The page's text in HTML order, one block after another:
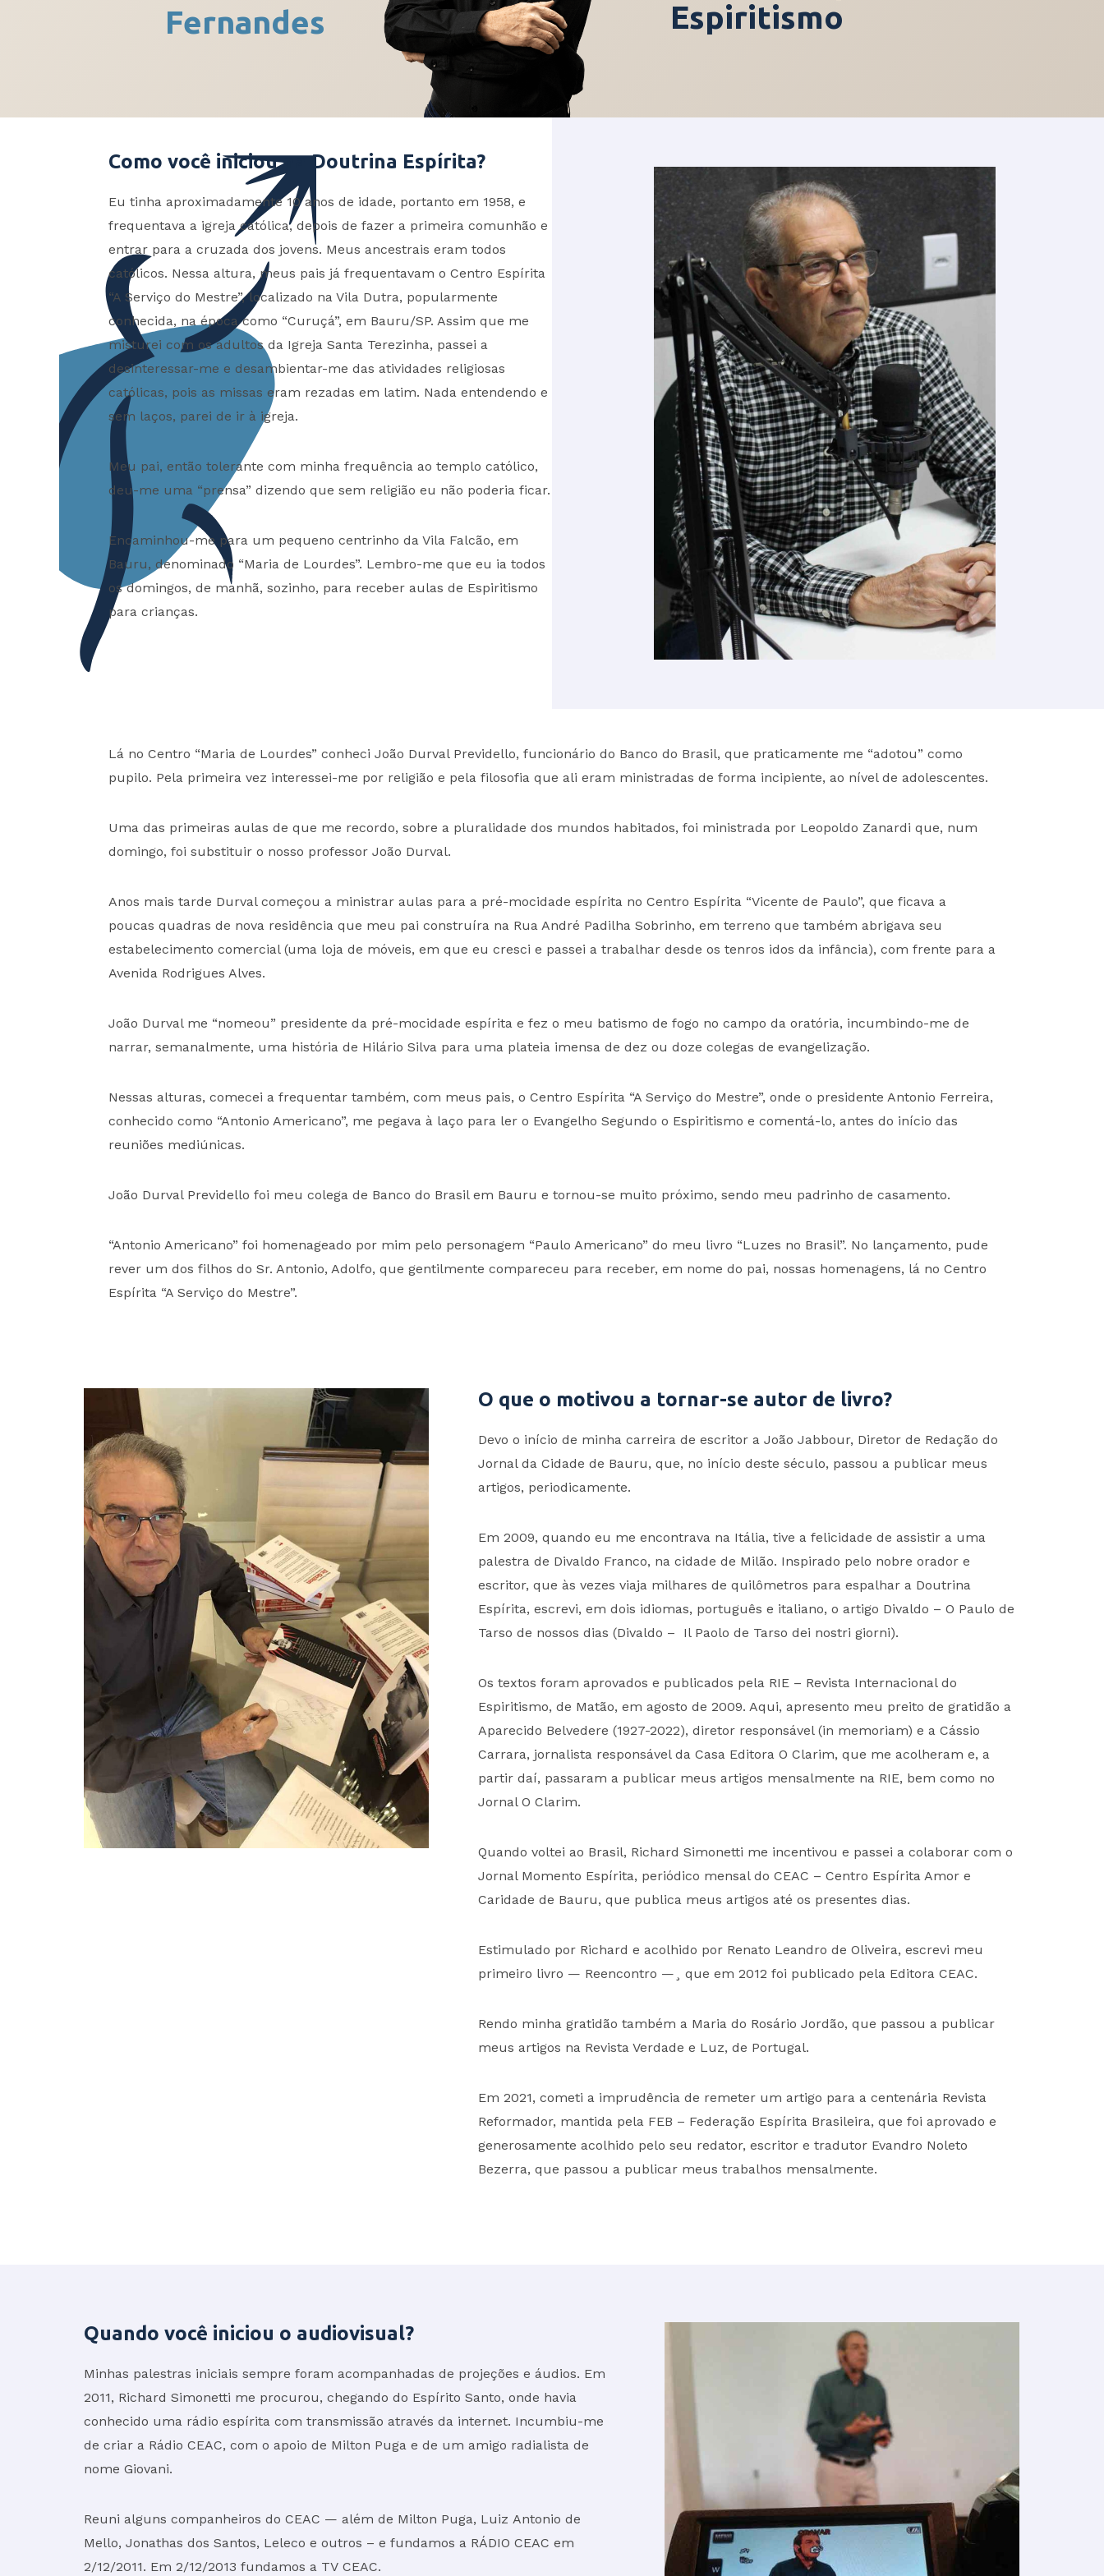
Fernandes
Espiritismo
Como você iniciou na Doutrina Espírita?
Eu tinha aproximadamente 10 anos de idade, portanto em 1958, e
frequentava a igreja católica, depois de fazer a primeira comunhão e
entrar para a cruzada dos jovens. Meus ancestrais eram todos
católicos. Nessa altura, meus pais já frequentavam o Centro Espírita
“A Serviço do Mestre”, localizado na Vila Dutra, popularmente
conhecida, na época como “Curuçá”, em Bauru/SP. Assim que me
misturei com os adultos da Igreja Santa Terezinha, passei a
desinteressar-me e desambientar-me das atividades religiosas
católicas, pois as missas eram rezadas em latim. Nada entendendo e
sem laços, parei de ir à igreja.
Meu pai, então tolerante com minha frequência ao templo católico,
deu-me uma “prensa” dizendo que sem religião eu não poderia ficar.
Encaminhou-me para um pequeno centrinho da Vila Falcão, em
Bauru, denominado “Maria de Lourdes”. Lembro-me que eu ia todos
os domingos, de manhã, sozinho, para receber aulas de Espiritismo
para crianças.
Lá no Centro “Maria de Lourdes” conheci João Durval Previdello, funcionário do Banco do Brasil, que praticamente me “adotou” como
pupilo. Pela primeira vez interessei-me por religião e pela filosofia que ali eram ministradas de forma incipiente, ao nível de adolescentes.
Uma das primeiras aulas de que me recordo, sobre a pluralidade dos mundos habitados, foi ministrada por Leopoldo Zanardi que, num
domingo, foi substituir o nosso professor João Durval.
Anos mais tarde Durval começou a ministrar aulas para a pré-mocidade espírita no Centro Espírita “Vicente de Paulo”, que ficava a
poucas quadras de nova residência que meu pai construíra na Rua André Padilha Sobrinho, em terreno que também abrigava seu
estabelecimento comercial (uma loja de móveis, em que eu cresci e passei a trabalhar desde os tenros idos da infância), com frente para a
Avenida Rodrigues Alves.
João Durval me “nomeou” presidente da pré-mocidade espírita e fez o meu batismo de fogo no campo da oratória, incumbindo-me de
narrar, semanalmente, uma história de Hilário Silva para uma plateia imensa de dez ou doze colegas de evangelização.
Nessas alturas, comecei a frequentar também, com meus pais, o Centro Espírita “A Serviço do Mestre”, onde o presidente Antonio Ferreira,
conhecido como “Antonio Americano”, me pegava à laço para ler o Evangelho Segundo o Espiritismo e comentá-lo, antes do início das
reuniões mediúnicas.
João Durval Previdello foi meu colega de Banco do Brasil em Bauru e tornou-se muito próximo, sendo meu padrinho de casamento.
“Antonio Americano” foi homenageado por mim pelo personagem “Paulo Americano” do meu livro “Luzes no Brasil”. No lançamento, pude
rever um dos filhos do Sr. Antonio, Adolfo, que gentilmente compareceu para receber, em nome do pai, nossas homenagens, lá no Centro
Espírita “A Serviço do Mestre”.
O que o motivou a tornar-se autor de livro?
Devo o início de minha carreira de escritor a João Jabbour, Diretor de Redação do
Jornal da Cidade de Bauru, que, no início deste século, passou a publicar meus
artigos, periodicamente.
Em 2009, quando eu me encontrava na Itália, tive a felicidade de assistir a uma
palestra de Divaldo Franco, na cidade de Milão. Inspirado pelo nobre orador e
escritor, que às vezes viaja milhares de quilômetros para espalhar a Doutrina
Espírita, escrevi, em dois idiomas, português e italiano, o artigo Divaldo – O Paulo de
Tarso de nossos dias (Divaldo – Il Paolo de Tarso dei nostri giorni).
Os textos foram aprovados e publicados pela RIE – Revista Internacional do
Espiritismo, de Matão, em agosto de 2009. Aqui, apresento meu preito de gratidão a
Aparecido Belvedere (1927-2022), diretor responsável (in memoriam) e a Cássio
Carrara, jornalista responsável da Casa Editora O Clarim, que me acolheram e, a
partir daí, passaram a publicar meus artigos mensalmente na RIE, bem como no
Jornal O Clarim.
Quando voltei ao Brasil, Richard Simonetti me incentivou e passei a colaborar com o
Jornal Momento Espírita, periódico mensal do CEAC – Centro Espírita Amor e
Caridade de Bauru, que publica meus artigos até os presentes dias.
Estimulado por Richard e acolhido por Renato Leandro de Oliveira, escrevi meu
primeiro livro — Reencontro —¸ que em 2012 foi publicado pela Editora CEAC.
Rendo minha gratidão também a Maria do Rosário Jordão, que passou a publicar
meus artigos na Revista Verdade e Luz, de Portugal.
Em 2021, cometi a imprudência de remeter um artigo para a centenária Revista
Reformador, mantida pela FEB – Federação Espírita Brasileira, que foi aprovado e
generosamente acolhido pelo seu redator, escritor e tradutor Evandro Noleto
Bezerra, que passou a publicar meus trabalhos mensalmente.
Quando você iniciou o audiovisual?
Minhas palestras iniciais sempre foram acompanhadas de projeções e áudios. Em
2011, Richard Simonetti me procurou, chegando do Espírito Santo, onde havia
conhecido uma rádio espírita com transmissão através da internet. Incumbiu-me
de criar a Rádio CEAC, com o apoio de Milton Puga e de um amigo radialista de
nome Giovani.
Reuni alguns companheiros do CEAC — além de Milton Puga, Luiz Antonio de
Mello, Jonathas dos Santos, Leleco e outros – e fundamos a RÁDIO CEAC em
2/12/2011. Em 2/12/2013 fundamos a TV CEAC.